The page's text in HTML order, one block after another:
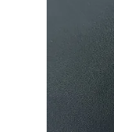
PRIVACY